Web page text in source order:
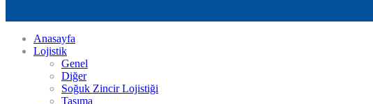
Anasayfa
Lojistik
Genel
Diğer
Soğuk Zincir Lojistiği
Taşıma